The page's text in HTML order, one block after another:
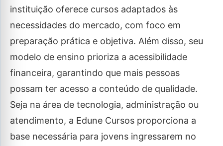
instituição oferece cursos adaptados às
necessidades do mercado, com foco em
preparação prática e objetiva. Além disso, seu
modelo de ensino prioriza a acessibilidade
financeira, garantindo que mais pessoas
possam ter acesso a conteúdo de qualidade.
Seja na área de tecnologia, administração ou
atendimento, a Edune Cursos proporciona a
base necessária para jovens ingressarem no